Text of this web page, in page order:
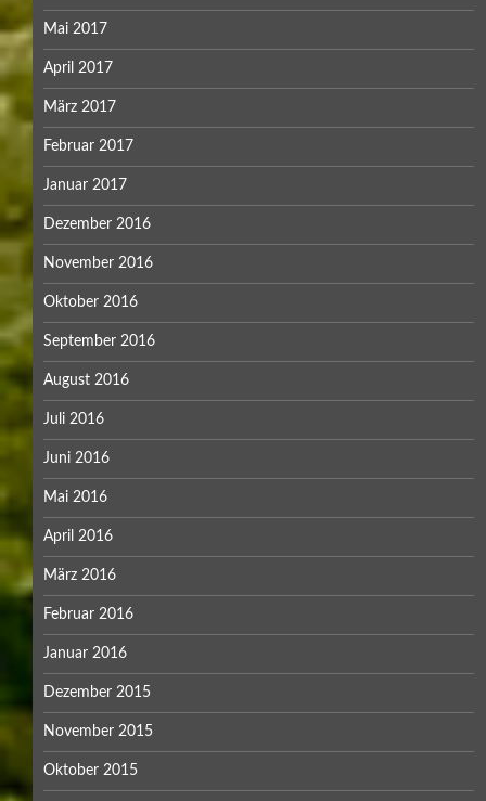
Mai 2017
April 2017
März 2017
Februar 2017
Januar 2017
Dezember 2016
November 2016
Oktober 2016
September 2016
August 2016
Juli 2016
Juni 2016
Mai 2016
April 2016
März 2016
Februar 2016
Januar 2016
Dezember 2015
November 2015
Oktober 2015